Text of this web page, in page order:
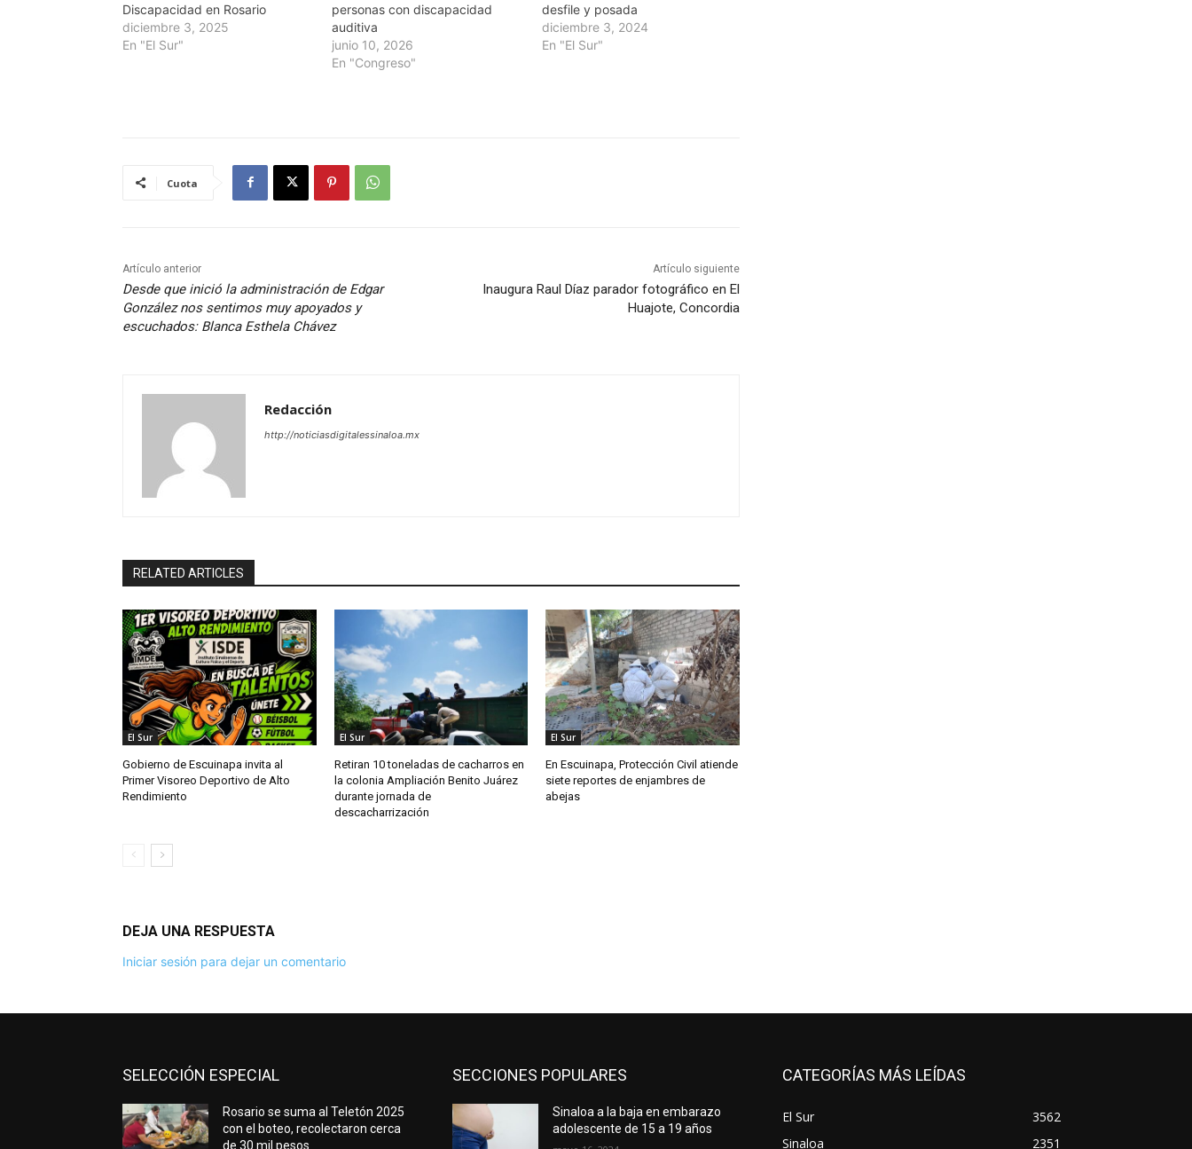
Discapacidad en Rosario
diciembre 3, 2025
En "El Sur"
personas con discapacidad
auditiva
junio 10, 2026
En "Congreso"
desfile y posada
diciembre 3, 2024
En "El Sur"
Cuota
Artículo anterior
Desde que inició la administración de Edgar
González nos sentimos muy apoyados y
escuchados: Blanca Esthela Chávez
Artículo siguiente
Inaugura Raul Díaz parador fotográfico en El
Huajote, Concordia
Redacción
http://noticiasdigitalessinaloa.mx
RELATED ARTICLES
El Sur
Gobierno de Escuinapa invita al
Primer Visoreo Deportivo de Alto
Rendimiento
El Sur
Retiran 10 toneladas de cacharros en
la colonia Ampliación Benito Juárez
durante jornada de
descacharrización
El Sur
En Escuinapa, Protección Civil atiende
siete reportes de enjambres de
abejas
DEJA UNA RESPUESTA
Iniciar sesión para dejar un comentario
SELECCIÓN ESPECIAL
Rosario se suma al Teletón 2025
con el boteo, recolectaron cerca
de 30 mil pesos
SECCIONES POPULARES
Sinaloa a la baja en embarazo
adolescente de 15 a 19 años
CATEGORÍAS MÁS LEÍDAS
El Sur
3562
Sinaloa
2351